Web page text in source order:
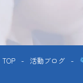
TOP - 活動ブログ -